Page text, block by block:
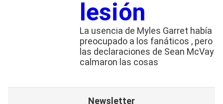
lesión
La usencia de Myles Garret había
preocupado a los fanáticos , pero
las declaraciones de Sean McVay
calmaron las cosas
Newsletter